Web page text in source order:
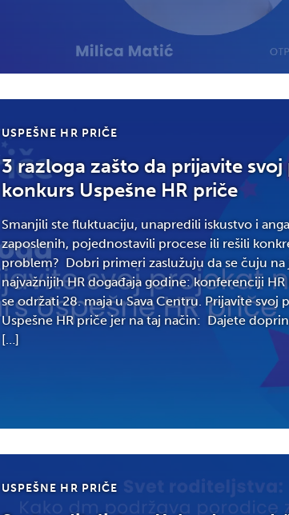
USPEŠNE HR PRIČE
3 razloga zašto da prijavite
konkurs Uspešne HR priče
Smanjili ste fluktuaciju, unapredili iskustvo i
zaposlenih, pojednostavili procese ili rešili
problem? Dobri primeri zaslužuju da se čuju
najvažnijih HR događaja godine: konferenciji HR
se održati 28. maja u Sava Centru. Prijavite svoj
Uspešne HR priče jer na taj način: Dajete
[…]
USPEŠNE HR PRIČE